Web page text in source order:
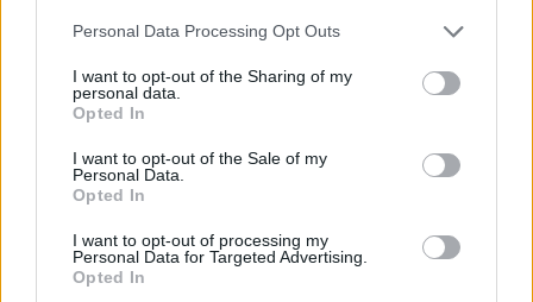
Please note that this website/app uses one or more Google
not limited to your visit or usage behaviour. You may click to
grant or deny consent to Google and its third-party tags to
use your data for below specified purposes in below Google
consent section.
Personal Data Processing Opt Outs
I want to opt-out of the Sharing of my
personal data.
Opted In
I want to opt-out of the Sale of my
Personal Data.
Opted In
I want to opt-out of processing my
Personal Data for Targeted Advertising.
Opted In
ΟΡΟΙ ΧΡΗΣΗΣ ΠΟΛΙΤΙΚΗ ΑΠΟΡΡΗΤΟΥ
ΠΛΗΡΟΦΟΡΙΕΣ Α.27 Ν.5253/2025
ΕΠΙΚΟΙΝΩΝΙΑ COOKIES